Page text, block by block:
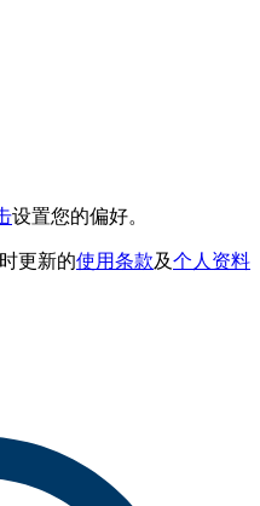
设置您的偏好。
更新的使用条款及个人资料